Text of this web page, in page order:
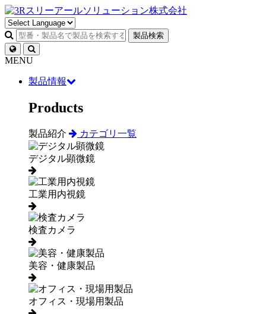
製品検索
MENU
製品情報
Products
製品紹介 カテゴリ一覧
デジタル顕微鏡
工業用内視鏡
検査カメラ
美容・健康製品
オフィス・現場用製品